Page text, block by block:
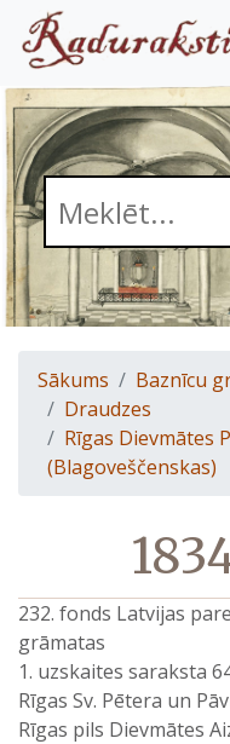
Sākums Baznīcu
Draudzes
Rīgas Dievmātes
(Blagoveščenskas)
232. fonds Latvijas
grāmatas
1. uzskaites saraksta
Rīgas Sv. Pētera un
Rīgas pils Dievmātes